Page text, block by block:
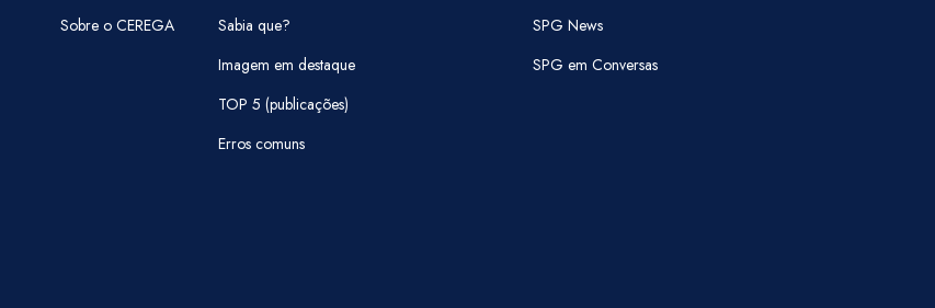
Sobre o CEREGA
Sabia que?
Imagem em destaque
TOP 5 (publicações)
Erros comuns
SPG News
SPG em Conversas